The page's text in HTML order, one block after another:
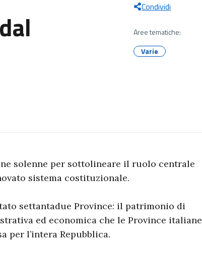
Condividi
Aree tematiche:
Varie
solenne per sottolineare il ruolo centrale
sistema costituzionale.
settantadue Province: il patrimonio di
ed economica che le Province italiane
per l’intera Repubblica.